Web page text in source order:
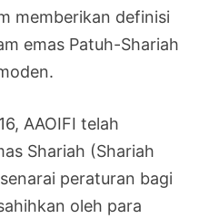
memberikan definisi
emas Patuh-Shariah
AAOIFI telah
Shariah (Shariah
peraturan bagi
oleh para